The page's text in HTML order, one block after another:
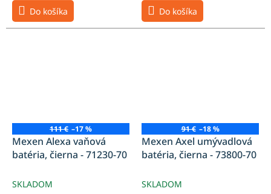
Do košíka Do košíka
111 € –17 %
Mexen Alexa vaňová
batéria, čierna - 71230-70
SKLADOM
91 € –18 %
Mexen Axel umývadlová
batéria, čierna - 73800-70
SKLADOM